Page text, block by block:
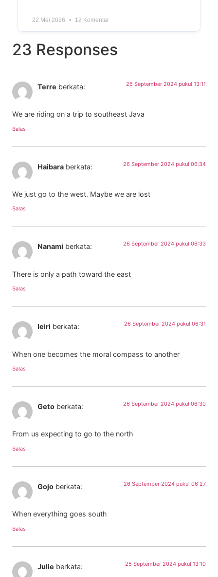
22 Mei 2026 12 Komentar
23 Responses
Terre berkata: 26 September 2024 pukul 13:11
We are riding on a trip to southeast Java
Balas
Haibara berkata: 26 September 2024 pukul 06:34
We just go to the west. Maybe we are lost
Balas
Nanami berkata: 26 September 2024 pukul 06:33
There is only a path toward the east
Balas
Ieiri berkata: 26 September 2024 pukul 06:31
When one becomes the moral compass to another
Balas
Geto berkata: 26 September 2024 pukul 06:30
From us expecting to go to the north
Balas
Gojo berkata: 26 September 2024 pukul 06:27
When everything goes south
Balas
Julie berkata: 25 September 2024 pukul 13:10